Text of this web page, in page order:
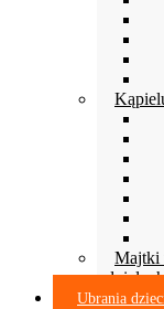
Majtki
Ubrania